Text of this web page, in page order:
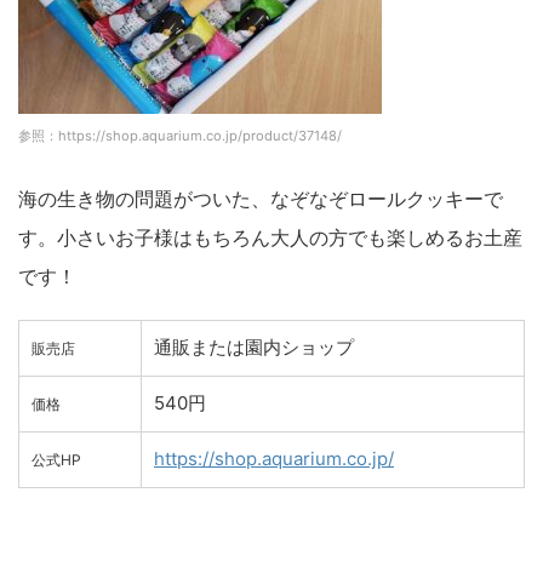
参照：https://shop.aquarium.co.jp/product/37148/
海の生き物の問題がついた、なぞなぞロールクッキーで
す。小さいお子様はもちろん大人の方でも楽しめるお土産
です！
販売店 通販または園内ショップ
価格 540円
公式HP https://shop.aquarium.co.jp/